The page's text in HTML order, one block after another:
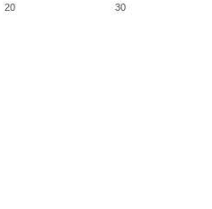
20 30